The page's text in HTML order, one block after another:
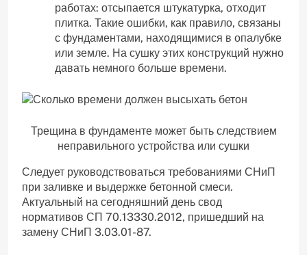
работах: отсыпается штукатурка, отходит
плитка. Такие ошибки, как правило, связаны
с фундаментами, находящимися в опалубке
или земле. На сушку этих конструкций нужно
давать немного больше времени.
Трещина в фундаменте может быть следствием
неправильного устройства или сушки
Следует руководствоваться требованиями СНиП
при заливке и выдержке бетонной смеси.
Актуальный на сегодняшний день свод
нормативов СП 70.13330.2012, пришедший на
замену СНиП 3.03.01-87.